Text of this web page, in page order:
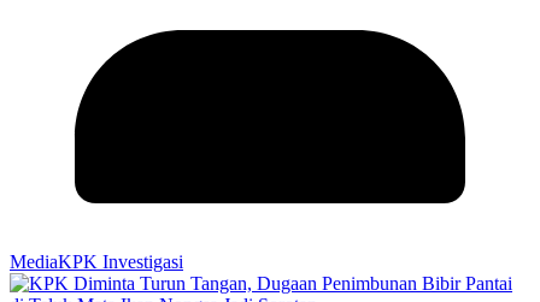
MediaKPK Investigasi